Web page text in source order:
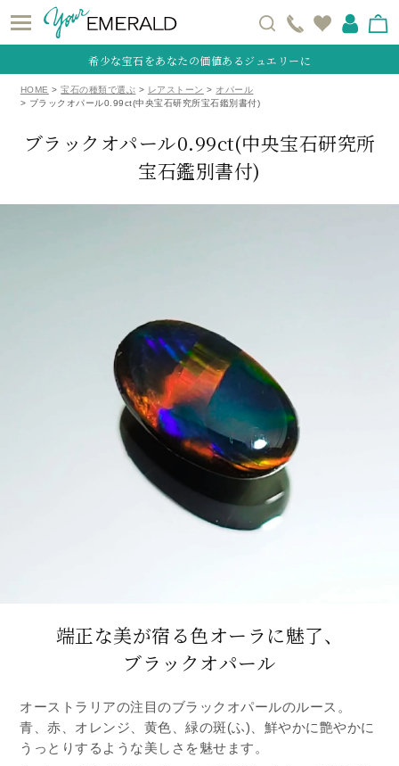
希少な宝石をあなたの価値あるジュエリーに
HOME 宝石の種類で選ぶ レアストーン
オパール
ブラックオパール0.99ct(中央宝石研究所宝石鑑別書付)
ブラックオパール0.99ct(中央宝石研究所
宝石鑑別書付)
端正な美が宿る色オーラに魅了、
ブラックオパール
オーストラリアの注目のブラックオパールのルース。
青、赤、オレンジ、黄色、緑の斑(ふ)、鮮やかに艶やかに
うっとりするような美しさを魅せます。